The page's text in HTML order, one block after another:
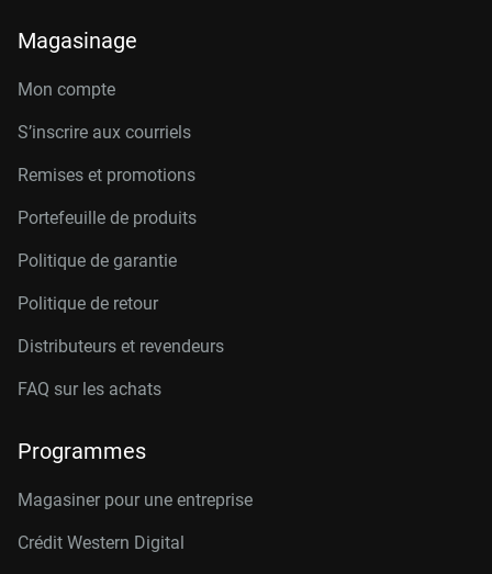
Magasinage
Mon compte
S’inscrire aux courriels
Remises et promotions
Portefeuille de produits
Politique de garantie
Politique de retour
Distributeurs et revendeurs
FAQ sur les achats
Programmes
Magasiner pour une entreprise
Crédit Western Digital